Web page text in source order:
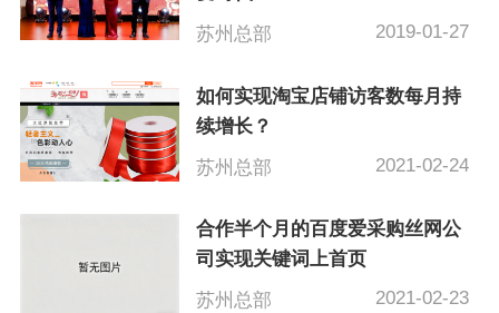
苏州总部
2019-01-27
如何实现淘宝店铺访客数每月持
续增长？
苏州总部
2021-02-24
合作半个月的百度爱采购丝网公
司实现关键词上首页
苏州总部
2021-02-23